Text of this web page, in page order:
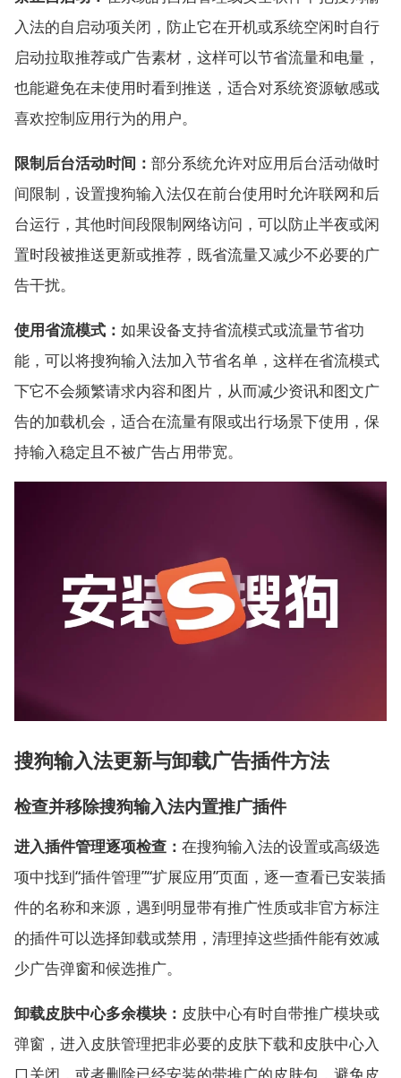
入法的自启动项关闭，防止它在开机或系统空闲时自行
启动拉取推荐或广告素材，这样可以节省流量和电量，
也能避免在未使用时看到推送，适合对系统资源敏感或
喜欢控制应用行为的用户。
限制后台活动时间： 部分系统允许对应用后台活动做时
间限制，设置搜狗输入法仅在前台使用时允许联网和后
台运行，其他时间段限制网络访问，可以防止半夜或闲
置时段被推送更新或推荐，既省流量又减少不必要的广
告干扰。
使用省流模式： 如果设备支持省流模式或流量节省功
能，可以将搜狗输入法加入节省名单，这样在省流模式
下它不会频繁请求内容和图片，从而减少资讯和图文广
告的加载机会，适合在流量有限或出行场景下使用，保
持输入稳定且不被广告占用带宽。
搜狗输入法更新与卸载广告插件方法
检查并移除搜狗输入法内置推广插件
进入插件管理逐项检查： 在搜狗输入法的设置或高级选
项中找到“插件管理”“扩展应用”页面，逐一查看已安装插
件的名称和来源，遇到明显带有推广性质或非官方标注
的插件可以选择卸载或禁用，清理掉这些插件能有效减
少广告弹窗和候选推广。
卸载皮肤中心多余模块： 皮肤中心有时自带推广模块或
弹窗，进入皮肤管理把非必要的皮肤下载和皮肤中心入